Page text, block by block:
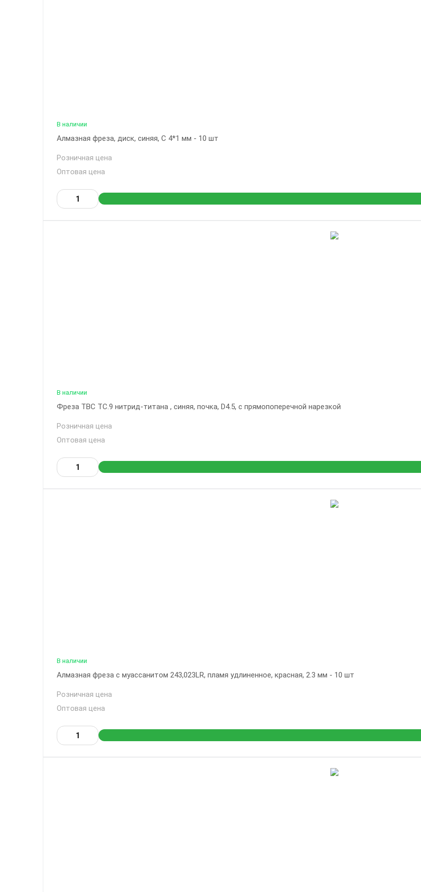
В наличии
Алмазная фреза, диск, синяя, С 4*1 мм - 10 шт
Розничная цена
Оптовая цена
В наличии
Фреза ТВС ТС.9 нитрид-титана , синяя, почка, D4.5, с прямопоперечной нарезкой
Розничная цена
Оптовая цена
В наличии
Алмазная фреза с муассанитом 243,023LR, пламя удлиненное, красная, 2.3 мм - 10 шт
Розничная цена
Оптовая цена